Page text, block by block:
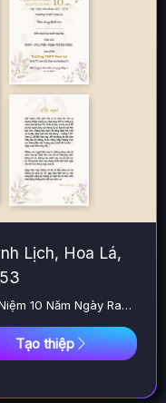
Lịch, Hoa Lá,
10 Năm Ngày Ra
Tạo thiệp